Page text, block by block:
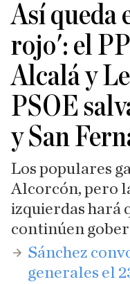
Así queda
rojo': el
Alcalá y
PSOE
y San
Los populares
Alcorcón, pero
izquierdas hará
continúen
Sánchez
generales el